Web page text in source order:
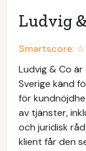
Ludvig
Smartscore: ☆
Ludvig & Co
Sverige känd
för
av tjänster,
och juridisk
klient får den